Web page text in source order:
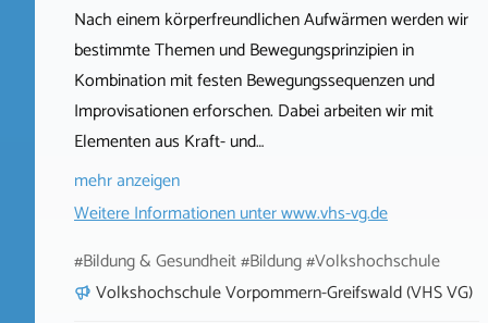
Nach einem körperfreundlichen Aufwärmen werden wir
bestimmte Themen und Bewegungsprinzipien in
Kombination mit festen Bewegungssequenzen und
Improvisationen erforschen. Dabei arbeiten wir mit
Elementen aus Kraft- und…
mehr anzeigen
Weitere Informationen unterwww.vhs-vg.de
#Bildung & Gesundheit #Bildung #Volkshochschule
Volkshochschule Vorpommern-Greifswald (VHS VG)